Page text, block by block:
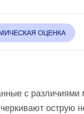
ОЦЕНКА
с различиями
острую